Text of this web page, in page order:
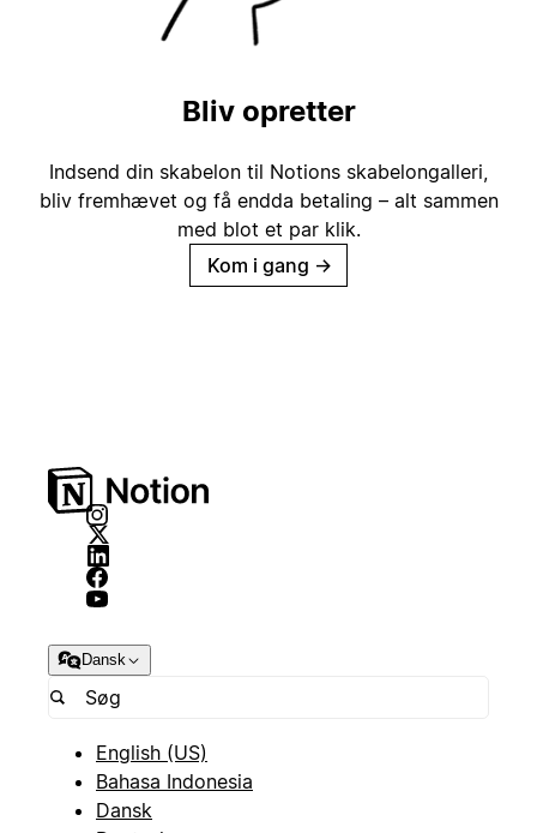
Bliv opretter
Indsend din skabelon til Notions skabelongalleri,
bliv fremhævet og få endda betaling – alt sammen
med blot et par klik.
Kom i gang →
Dansk
English (US)
Bahasa Indonesia
Dansk